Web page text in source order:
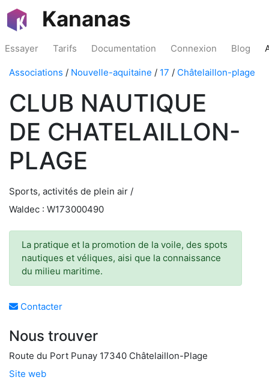
Kananas
Essayer Tarifs Documentation Connexion Blog
Associations / Nouvelle-aquitaine / 17 / Châtelaillon-plage
CLUB NAUTIQUE
DE CHATELAILLON-
PLAGE
Sports, activités de plein air /
Waldec : W173000490
La pratique et la promotion de la voile, des spots
nautiques et véliques, aisi que la connaissance
du milieu maritime.
Contacter
Nous trouver
Route du Port Punay 17340 Châtelaillon-Plage
Site web